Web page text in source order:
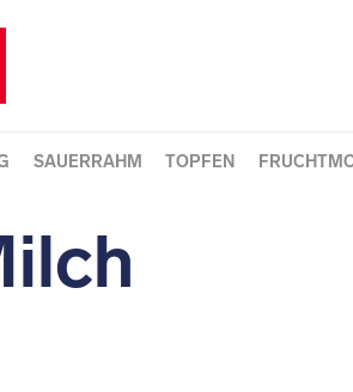
SAUERRAHM TOPFEN